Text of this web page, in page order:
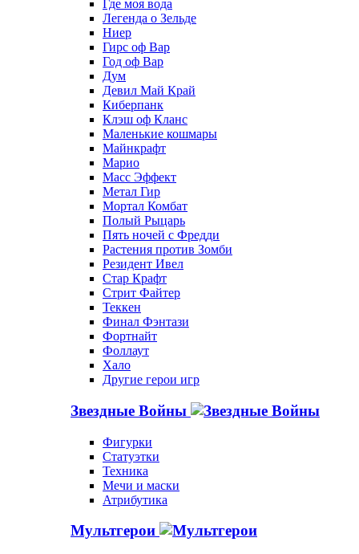
Где моя вода
Легенда о Зельде
Ниер
Гирс оф Вар
Год оф Вар
Дум
Девил Май Край
Киберпанк
Клэш оф Кланс
Маленькие кошмары
Майнкрафт
Марио
Масс Эффект
Метал Гир
Мортал Комбат
Полый Рыцарь
Пять ночей с Фредди
Растения против Зомби
Резидент Ивел
Стар Крафт
Стрит Файтер
Теккен
Финал Фэнтази
Фортнайт
Фоллаут
Хало
Другие герои игр
Звездные Войны
Фигурки
Статуэтки
Техника
Мечи и маски
Атрибутика
Мультгерои